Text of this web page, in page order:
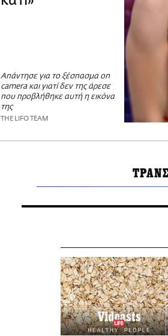
Απάντησε για το ξέσπασμα on
camera και γιατί δεν της άρεσε
που προβλήθηκε αυτή η εικόνα
της
THE LIFO TEAM